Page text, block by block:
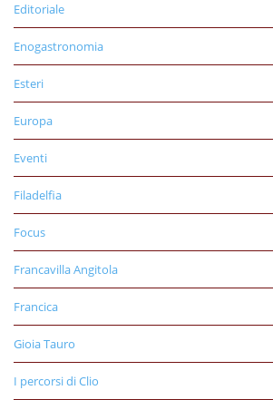
Editoriale
Enogastronomia
Esteri
Europa
Eventi
Filadelfia
Focus
Francavilla Angitola
Francica
Gioia Tauro
I percorsi di Clio